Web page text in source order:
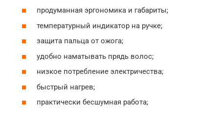
продуманная эргономика и габариты;
температурный индикатор на ручке;
защита пальца от ожога;
удобно наматывать прядь волос;
низкое потребление электричества;
быстрый нагрев;
практически бесшумная работа;